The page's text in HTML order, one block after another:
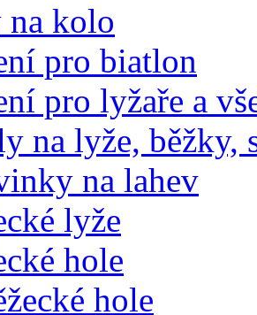
na kolo
pro biatlon
pro lyžaře a
na lyže, běžky,
na lahev
lyže
hole
hole